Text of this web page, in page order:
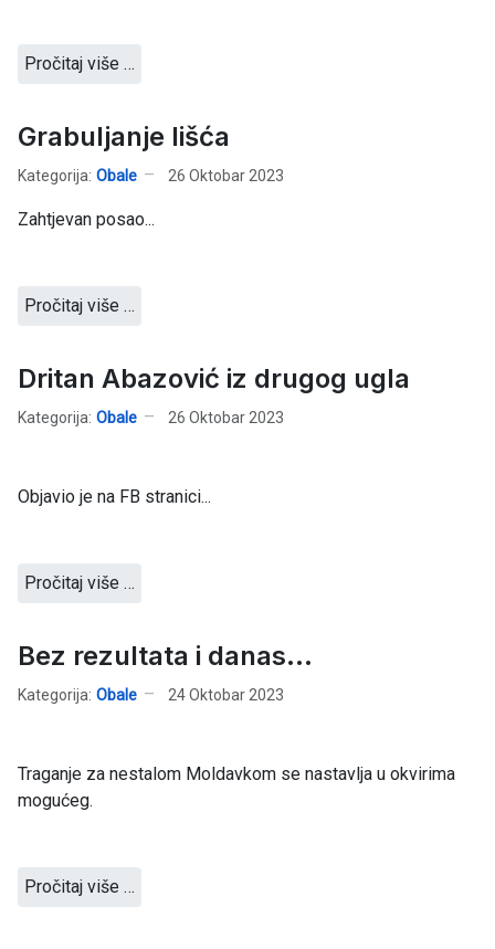
Pročitaj više …
Grabuljanje lišća
Kategorija: Obale 26 Oktobar 2023
Zahtjevan posao...
Pročitaj više …
Dritan Abazović iz drugog ugla
Kategorija: Obale 26 Oktobar 2023
Objavio je na FB stranici...
Pročitaj više …
Bez rezultata i danas...
Kategorija: Obale 24 Oktobar 2023
Traganje za nestalom Moldavkom se nastavlja u okvirima
mogućeg.
Pročitaj više …